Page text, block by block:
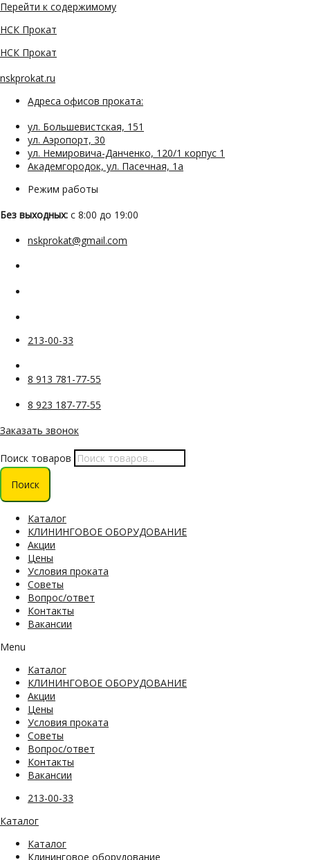
Перейти к содержимому
НСК Прокат
НСК Прокат
nskprokat.ru
Адреса офисов проката:
ул. Большевистская, 151
ул. Аэропорт, 30
ул. Немировича-Данченко, 120/1 корпус 1
Академгородок, ул. Пасечная, 1а
Режим работы
Без выходных: с 8:00 до 19:00
nskprokat@gmail.com
213-00-33
8 913 781-77-55
8 923 187-77-55
Заказать звонок
Поиск товаров
Поиск
Каталог
КЛИНИНГОВОЕ ОБОРУДОВАНИЕ
Акции
Цены
Условия проката
Советы
Вопрос/ответ
Контакты
Вакансии
Menu
Каталог
КЛИНИНГОВОЕ ОБОРУДОВАНИЕ
Акции
Цены
Условия проката
Советы
Вопрос/ответ
Контакты
Вакансии
213-00-33
Каталог
Каталог
Клининговое оборудование